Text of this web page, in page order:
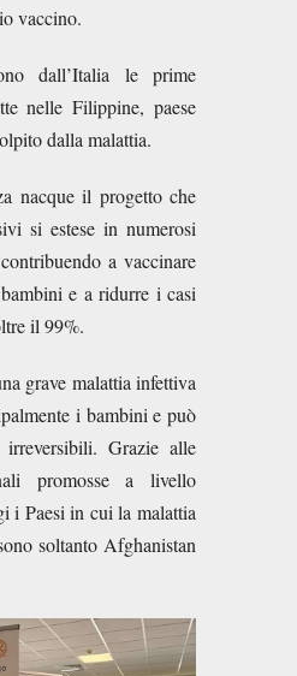
vaccino.
dall’Italia le prime
nelle Filippine, paese
dalla malattia.
nacque il progetto che
si estese in numerosi
a vaccinare
e a ridurre i casi
il 99%.
grave malattia infettiva
i bambini e può
irreversibili. Grazie alle
promosse a livello
i Paesi in cui la malattia
soltanto Afghanistan